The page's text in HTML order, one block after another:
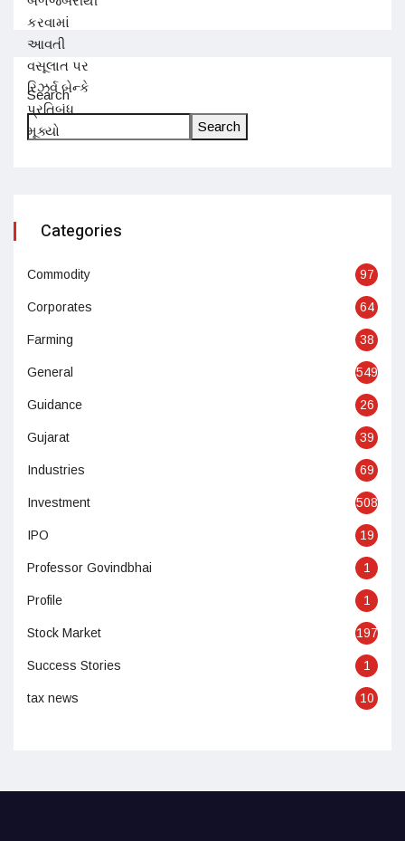
Search
Search
Categories
Commodity 97
Corporates 64
Farming 38
General 549
Guidance 26
Gujarat 39
Industries 69
Investment 508
IPO 19
Professor Govindbhai 1
Profile 1
Stock Market 197
Success Stories 1
tax news 10